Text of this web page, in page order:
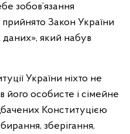
зобов’язання
Закон України
який набув
України ніхто не
його особисте і сімейне
Конституцією
зберігання,